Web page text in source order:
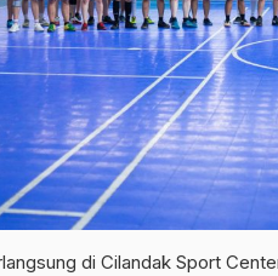
di Cilandak Sport